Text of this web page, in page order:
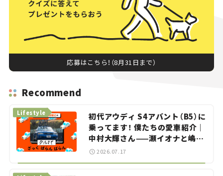
応募はこちら！（8月31日まで）
Recommend
初代アウディ S4アバント（B5）に
乗ってます！ 僕たちの愛車紹介｜
中村大輝さん——瀬イオナと嶋田
智之の「クルマでざっくばらんば
Lifestyle
2026.07.17